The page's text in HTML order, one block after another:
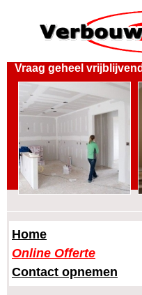
Vraag geheel
Home
Online Offerte
Contact opnemen